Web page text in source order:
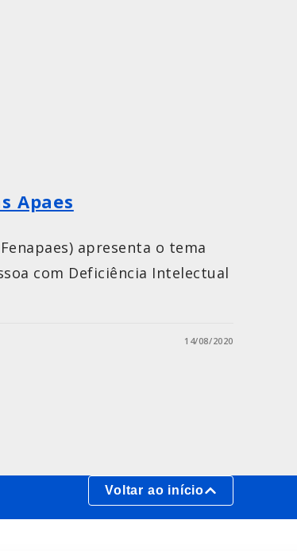
Apaes
apresenta o tema
com Deficiência Intelectual
14/08/2020
Voltar ao início